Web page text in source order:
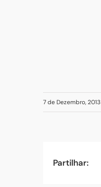
7 de Dezembro, 2013
Partilhar: